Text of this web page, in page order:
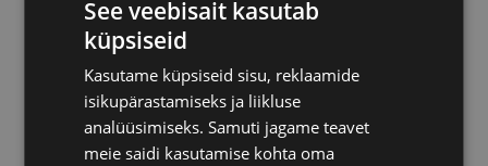
(5)
Koolitused (3)
See veebisait kasutab
küpsiseid
Kasutame küpsiseid sisu, reklaamide
isikupärastamiseks ja liikluse
analüüsimiseks. Samuti jagame teavet
meie saidi kasutamise kohta oma